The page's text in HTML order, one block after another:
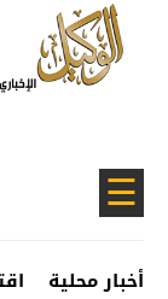
☰
أخبار محلية